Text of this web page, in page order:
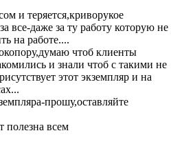
и теряется,криворукое
все-даже за ту работу которую не
на работе....
чтоб клиенты
и знали чтоб с такими не
этот экземпляр и на
прошу,оставляйте
полезна всем